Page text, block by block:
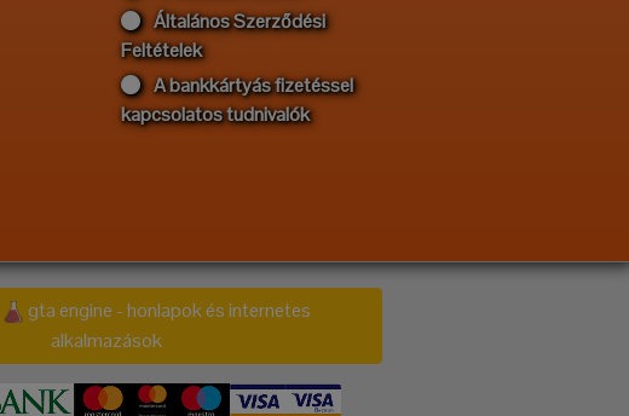
Általános Szerződési
Feltételek
A bankkártyás fizetéssel
kapcsolatos tudnivalók
gta engine - honlapok és internetes
alkalmazások